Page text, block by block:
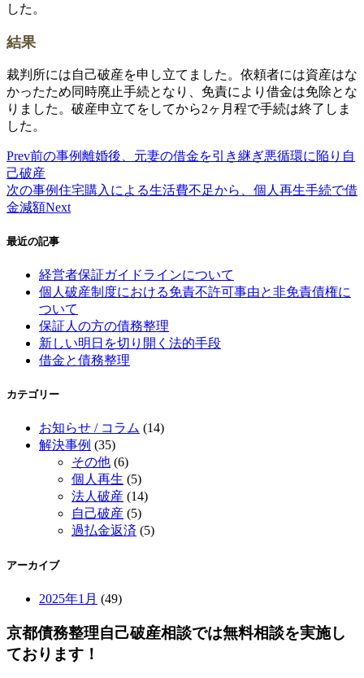
した。
結果
裁判所には自己破産を申し立てました。依頼者には資産はな
かったため同時廃止手続となり、免責により借金は免除とな
りました。破産申立てをしてから2ヶ月程で手続は終了しま
した。
Prev前の事例離婚後、元妻の借金を引き継ぎ悪循環に陥り自
己破産
次の事例住宅購入による生活費不足から、個人再生手続で借
金減額Next
最近の記事
経営者保証ガイドラインについて
個人破産制度における免責不許可事由と非免責債権に
ついて
保証人の方の債務整理
新しい明日を切り開く法的手段
借金と債務整理
カテゴリー
お知らせ / コラム (14)
解決事例 (35)
その他 (6)
個人再生 (5)
法人破産 (14)
自己破産 (5)
過払金返済 (5)
アーカイブ
2025年1月 (49)
京都債務整理自己破産相談では無料相談を実施し
ております！